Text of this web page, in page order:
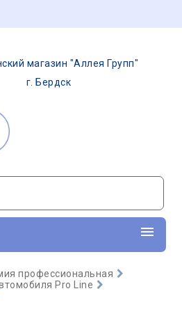
магазин "Аллея Групп"
г. Бердск
профессиональная
Pro Line